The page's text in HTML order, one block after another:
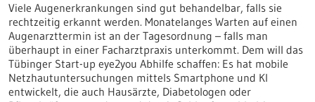
Viele Augenerkrankungen sind gut behandelbar, falls sie
rechtzeitig erkannt werden. Monatelanges Warten auf einen
Augenarzttermin ist an der Tagesordnung – falls man
überhaupt in einer Facharztpraxis unterkommt. Dem will das
Tübinger Start-up eye2you Abhilfe schaffen: Es hat mobile
Netzhautuntersuchungen mittels Smartphone und KI
entwickelt, die auch Hausärzte, Diabetologen oder